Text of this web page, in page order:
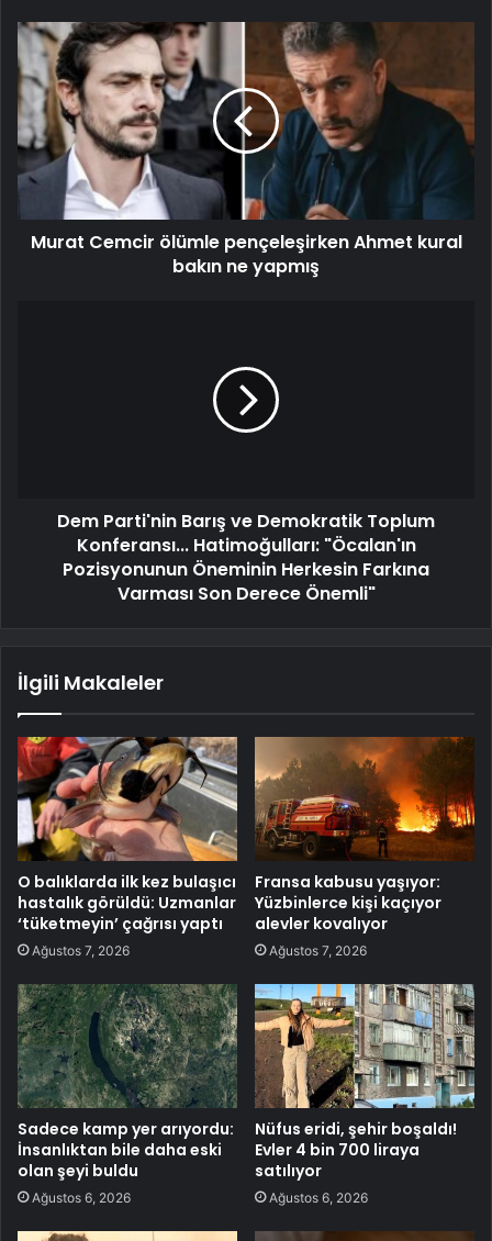
Murat Cemcir ölümle pençeleşirken Ahmet kural
bakın ne yapmış
Dem Parti'nin Barış ve Demokratik Toplum
Konferansı... Hatimoğulları: "Öcalan'ın
Pozisyonunun Öneminin Herkesin Farkına
Varması Son Derece Önemli"
İlgili Makaleler
O balıklarda ilk kez bulaşıcı
hastalık görüldü: Uzmanlar
‘tüketmeyin’ çağrısı yaptı
Ağustos 7, 2026
Fransa kabusu yaşıyor:
Yüzbinlerce kişi kaçıyor
alevler kovalıyor
Ağustos 7, 2026
Sadece kamp yer arıyordu:
İnsanlıktan bile daha eski
olan şeyi buldu
Ağustos 6, 2026
Nüfus eridi, şehir boşaldı!
Evler 4 bin 700 liraya
satılıyor
Ağustos 6, 2026